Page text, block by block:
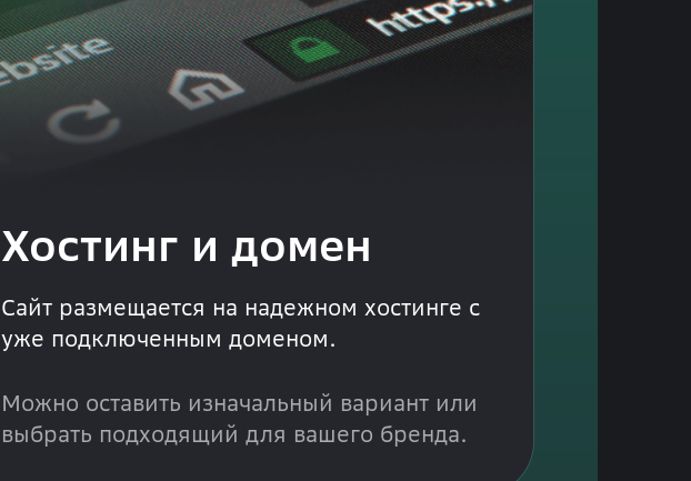
Хостинг и домен
Сайт размещается на надежном хостинге с
уже подключенным доменом.
Можно оставить изначальный вариант или
выбрать подходящий для вашего бренда.